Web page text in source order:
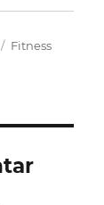
Kategorien
Fitness